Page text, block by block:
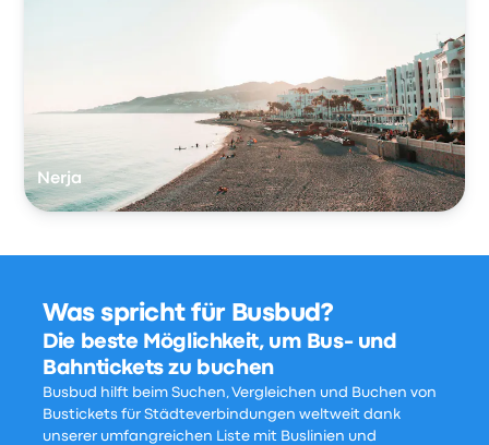
Nerja
Was spricht für Busbud?
Die beste Möglichkeit, um Bus- und
Bahntickets zu buchen
Busbud hilft beim Suchen, Vergleichen und Buchen von
Bustickets für Städteverbindungen weltweit dank
unserer umfangreichen Liste mit Buslinien und